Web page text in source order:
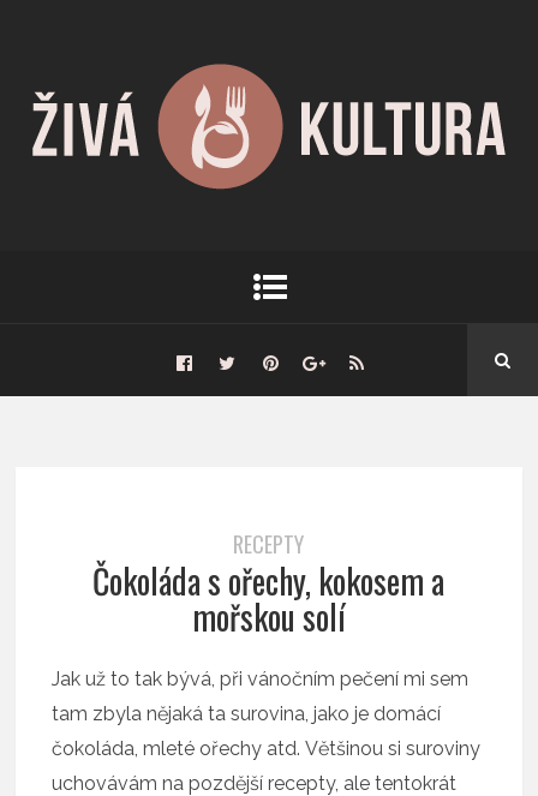
RECEPTY
Čokoláda s ořechy, kokosem a
mořskou solí
Jak už to tak bývá, při vánočním pečení mi sem
tam zbyla nějaká ta surovina, jako je domácí
čokoláda, mleté ořechy atd. Většinou si suroviny
uchovávám na pozdější recepty, ale tentokrát